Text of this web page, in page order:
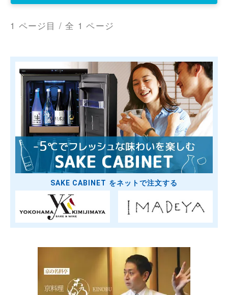
1 ページ目 / 全 1 ページ
SAKE CABINET をネットで注文する